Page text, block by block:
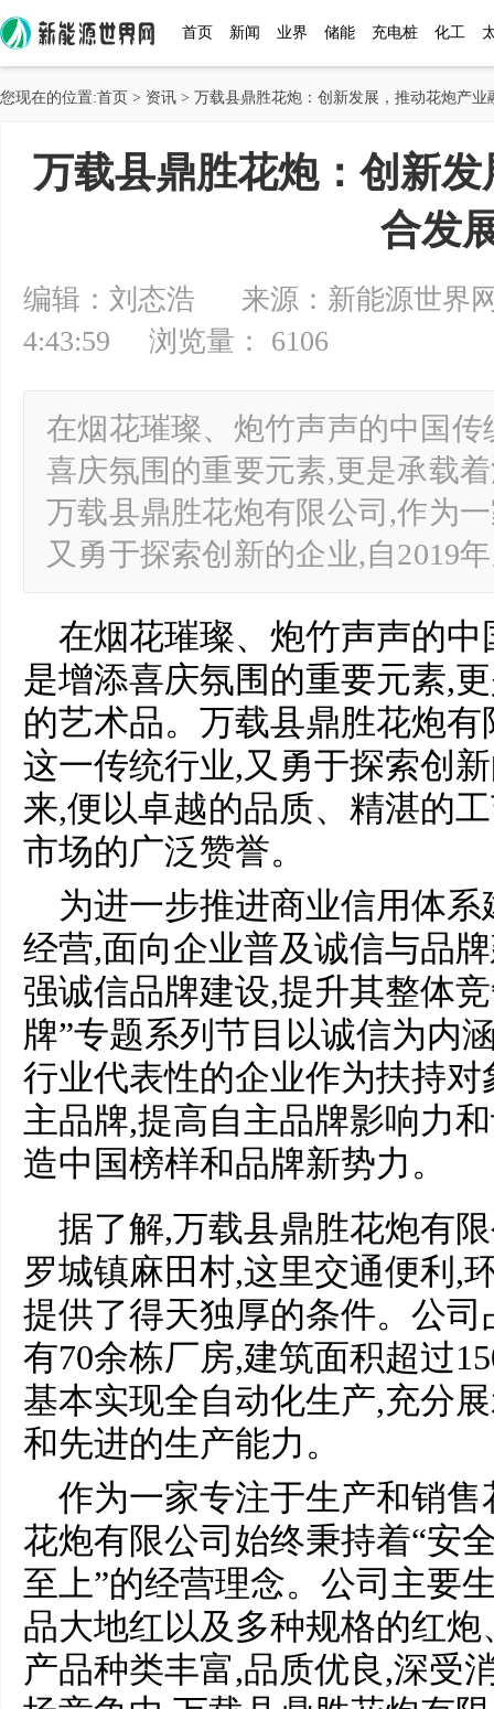
首页 新闻 业界 储能 充电桩 化工
您现在的位置:首页 > 资讯 > 万载县鼎胜花炮：创新发展，推动花炮产业
万载县鼎胜花炮：创新
合发
编辑：刘态浩 来源：新能源世界
4:43:59 浏览量： 6106
在烟花璀璨、炮竹声声的中国
喜庆氛围的重要元素,更是承载
万载县鼎胜花炮有限公司,作为
又勇于探索创新的企业,自
在烟花璀璨、炮竹声声的
是增添喜庆氛围的重要元素,
的艺术品。万载县鼎胜花炮
这一传统行业,又勇于探索创
来,便以卓越的品质、精湛的
市场的广泛赞誉。
为进一步推进商业信用体
经营,面向企业普及诚信与品
强诚信品牌建设,提升其整体
牌”专题系列节目以诚信为内
行业代表性的企业作为扶持
主品牌,提高自主品牌影响力
造中国榜样和品牌新势力。
据了解,万载县鼎胜花炮有
罗城镇麻田村,这里交通便利,
提供了得天独厚的条件。公司
有70余栋厂房,建筑面积超过
基本实现全自动化生产,充分
和先进的生产能力。
作为一家专注于生产和销
花炮有限公司始终秉持着“安
至上”的经营理念。公司主要
品大地红以及多种规格的红
产品种类丰富,品质优良,深受